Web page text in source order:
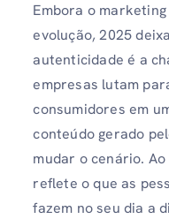
Embora o
evolução, 2025
autenticidade é a
empresas lutam
consumidores em
conteúdo gerado
mudar o cenário.
reflete o que as
fazem no seu dia a